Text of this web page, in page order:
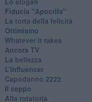
Fiducia "Apocrifa"
La torta della felicità
Ottimismo
Whatever it takes
Ancora TV
La bellezza
L’Influencer
​Capodanno 2222
Il ceppo
Alla rotatoria